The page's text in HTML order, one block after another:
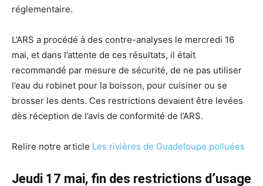
réglementaire.
L’ARS a procédé à des contre-analyses le mercredi 16
mai, et dans l’attente de ces résultats, il était
recommandé par mesure de sécurité, de ne pas utiliser
l’eau du robinet pour la boisson, pour cuisiner ou se
brosser les dents. Ces restrictions devaient être levées
dès réception de l’avis de conformité de l’ARS.
Relire notre article Les rivières de Guadeloupe polluées
Jeudi 17 mai, fin des restrictions d’usage